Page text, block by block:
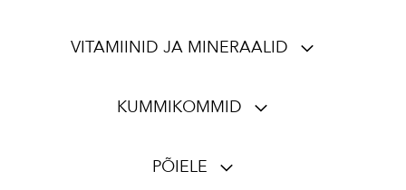
VITAMIINID JA MINERAALID
KUMMIKOMMID
PÕIELE